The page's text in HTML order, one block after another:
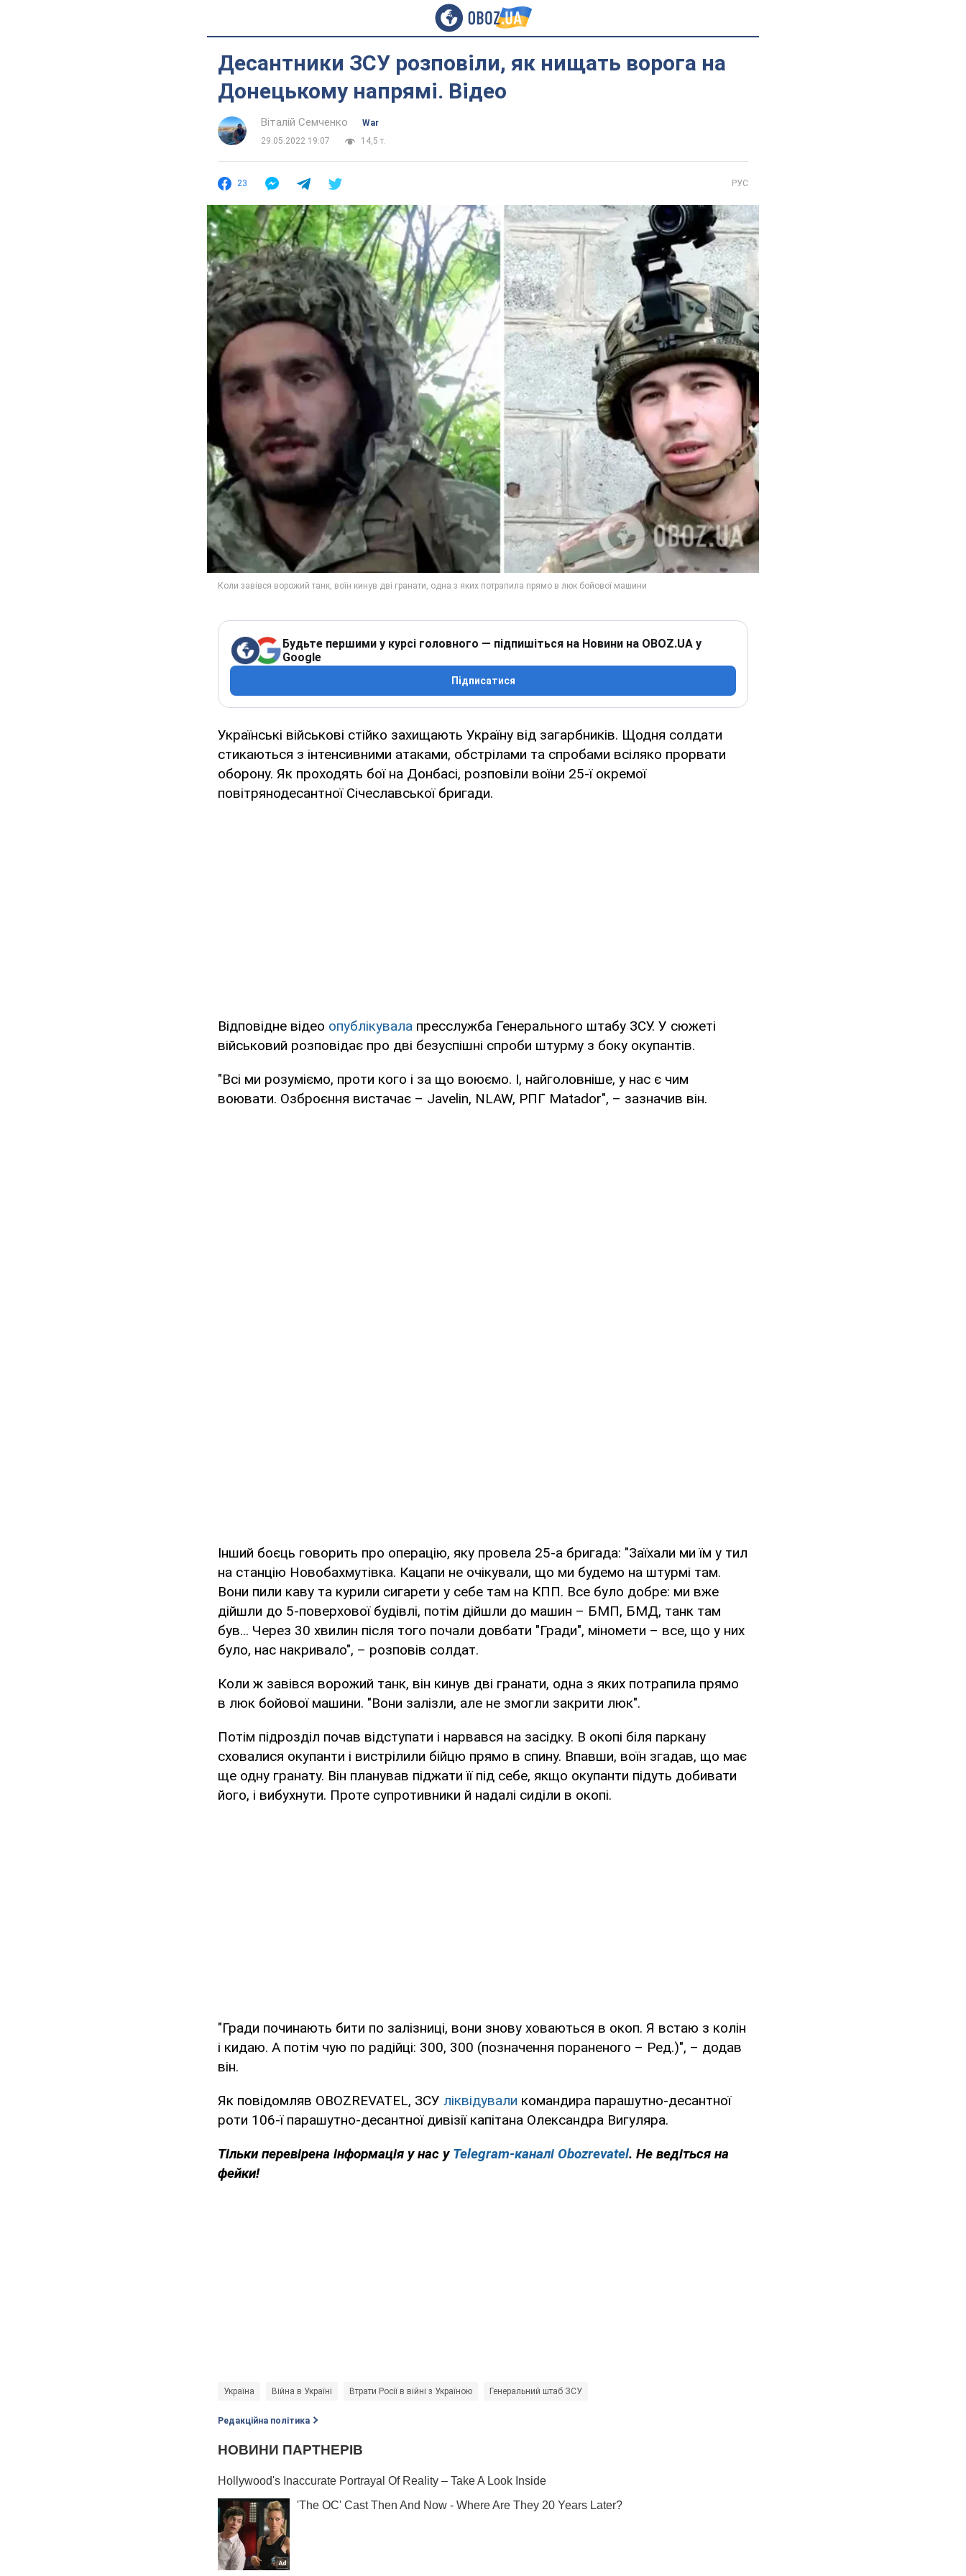
Десантники ЗСУ розповіли, як нищать ворога на
Донецькому напрямі. Відео
Віталій Семченко
War
29.05.2022 19:07
14,5 т.
23 РУС
Будьте першими у курсі головного — підпишіться на Новини на OBOZ.UA у
Google
Підписатися
Українські військові стійко захищають Україну від загарбників. Щодня солдати
стикаються з інтенсивними атаками, обстрілами та спробами всіляко прорвати
оборону. Як проходять бої на Донбасі, розповіли воїни 25-ї окремої
повітрянодесантної Січеславської бригади.
Відповідне відео опублікувала пресслужба Генерального штабу ЗСУ. У сюжеті
військовий розповідає про дві безуспішні спроби штурму з боку окупантів.
"Всі ми розуміємо, проти кого і за що воюємо. І, найголовніше, у нас є чим
воювати. Озброєння вистачає – Javelin, NLAW, РПГ Matador", – зазначив він.
Інший боєць говорить про операцію, яку провела 25-а бригада: "Заїхали ми їм у тил
на станцію Новобахмутівка. Кацапи не очікували, що ми будемо на штурмі там.
Вони пили каву та курили сигарети у себе там на КПП. Все було добре: ми вже
дійшли до 5-поверхової будівлі, потім дійшли до машин – БМП, БМД, танк там
був... Через 30 хвилин після того почали довбати "Гради", міномети – все, що у них
було, нас накривало", – розповів солдат.
Коли ж завівся ворожий танк, він кинув дві гранати, одна з яких потрапила прямо
в люк бойової машини. "Вони залізли, але не змогли закрити люк".
Потім підрозділ почав відступати і нарвався на засідку. В окопі біля паркану
сховалися окупанти і вистрілили бійцю прямо в спину. Впавши, воїн згадав, що має
ще одну гранату. Він планував піджати її під себе, якщо окупанти підуть добивати
його, і вибухнути. Проте супротивники й надалі сиділи в окопі.
"Гради починають бити по залізниці, вони знову ховаються в окоп. Я встаю з колін
і кидаю. А потім чую по радійці: 300, 300 (позначення пораненого – Ред.)", – додав
він.
Як повідомляв OBOZREVATEL, ЗСУ ліквідували командира парашутно-десантної
роти 106-ї парашутно-десантної дивізії капітана Олександра Вигуляра.
Тільки перевірена інформація у нас у Telegram-каналі Obozrevatel. Не ведіться на
фейки!
Україна Війна в Україні Втрати Росії в війні з Україною Генеральний штаб ЗСУ
Редакційна політика